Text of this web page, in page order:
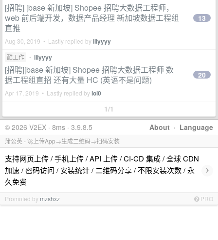
[招聘] [base 新加坡] Shopee 招聘大数据工程师，
web 前后端开发，数据产品经理 新加坡数据工程组
直推
Aug 30, 2019 • Lastly replied bylilyyyy
13
酷工作 • lilyyyy
[招聘][base 新加坡] Shopee 招聘大数据工程师 数
据工程组直招 还有大量 HC (英语不是问题)
Apr 17, 2019 • Lastly replied bylol0
20
1/1
About · Language
© 2026 V2EX · 8ms · 3.9.8.5
蒲公英 - 🚀上传App→生成二维码→扫码安装
支持网页上传 / 手机上传 / API 上传 / CI-CD 集成 / 全球 CDN
加速 / 密码访问 / 安装统计 / 二维码分享 / 不限安装次数 / 永
久免费
›
Promoted by mzshxz PRO